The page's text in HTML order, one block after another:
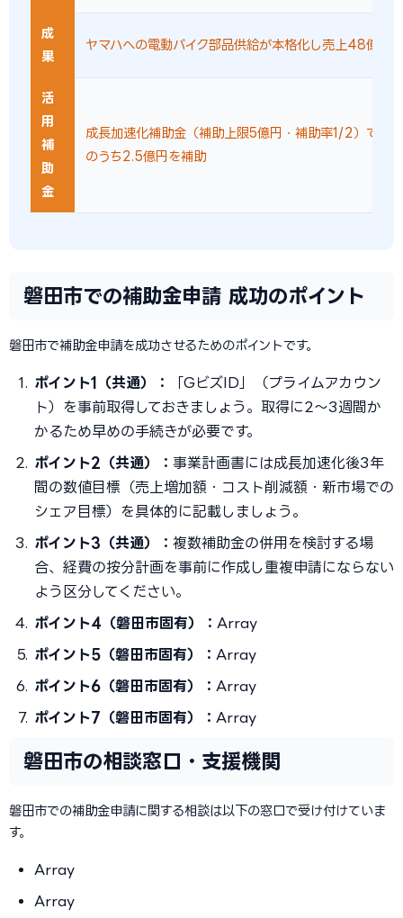
成
果
ヤマハへの電動バイク部品供給が本格化し売上48億円
活
用
補
助
金
成長加速化補助金（補助上限5億円・補助率1/2）で設
のうち2.5億円を補助
磐田市での補助金申請 成功のポイント
磐田市で補助金申請を成功させるためのポイントです。
ポイント1（共通）：
「GビズID」（プライムアカウン
ト）を事前取得しておきましょう。取得に2〜3週間か
かるため早めの手続きが必要です。
ポイント2（共通）： 事業計画書には成長加速化後3年
間の数値目標（売上増加額・コスト削減額・新市場での
シェア目標）を具体的に記載しましょう。
ポイント3（共通）： 複数補助金の併用を検討する場
合、経費の按分計画を事前に作成し重複申請にならない
よう区分してください。
ポイント4（磐田市固有）： Array
ポイント5（磐田市固有）： Array
ポイント6（磐田市固有）： Array
ポイント7（磐田市固有）： Array
磐田市の相談窓口・支援機関
磐田市での補助金申請に関する相談は以下の窓口で受け付けていま
す。
Array
Array